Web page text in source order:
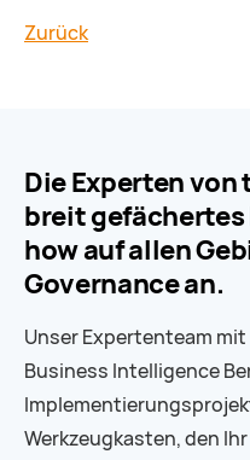
Zurück
Die Experten
breit
how auf allen
Governance an.
Unser Expertenteam
Business Intelligence
Werkzeugkasten, den